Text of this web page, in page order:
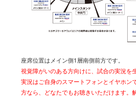
座席位置はメイン側1層南側前方です。
視覚障がいのある方向けに、試合の実況を
実況はご自身のスマートフォンとイヤホン
方なら、どなたでもお聴きいただけます。